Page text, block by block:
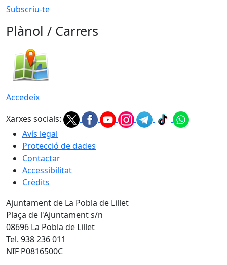
Subscriu-te
Plànol / Carrers
Accedeix
Xarxes socials:
Avís legal
Protecció de dades
Contactar
Accessibilitat
Crèdits
Ajuntament de La Pobla de Lillet
Plaça de l'Ajuntament s/n
08696 La Pobla de Lillet
Tel. 938 236 011
NIF P0816500C